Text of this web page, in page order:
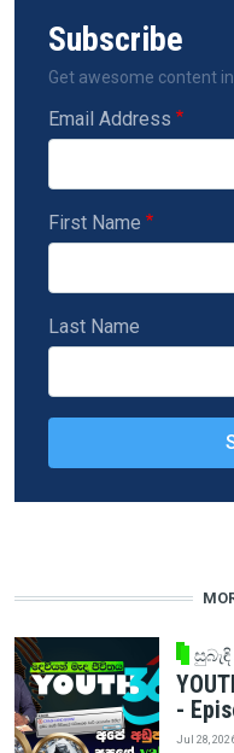
Subscribe
Get awesome content in
Email Address
First Name
Last Name
-
Jul 28,